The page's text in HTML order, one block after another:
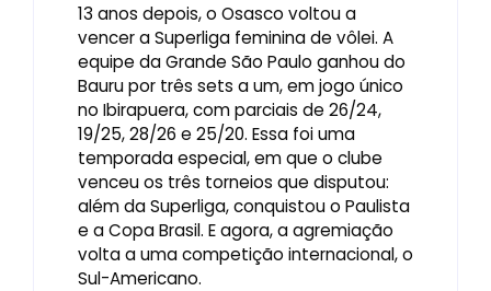
13 anos depois, o Osasco voltou a
vencer a Superliga feminina de vôlei. A
equipe da Grande São Paulo ganhou do
Bauru por três sets a um, em jogo único
no Ibirapuera, com parciais de 26/24,
19/25, 28/26 e 25/20. Essa foi uma
temporada especial, em que o clube
venceu os três torneios que disputou:
além da Superliga, conquistou o Paulista
e a Copa Brasil. E agora, a agremiação
volta a uma competição internacional, o
Sul-Americano.